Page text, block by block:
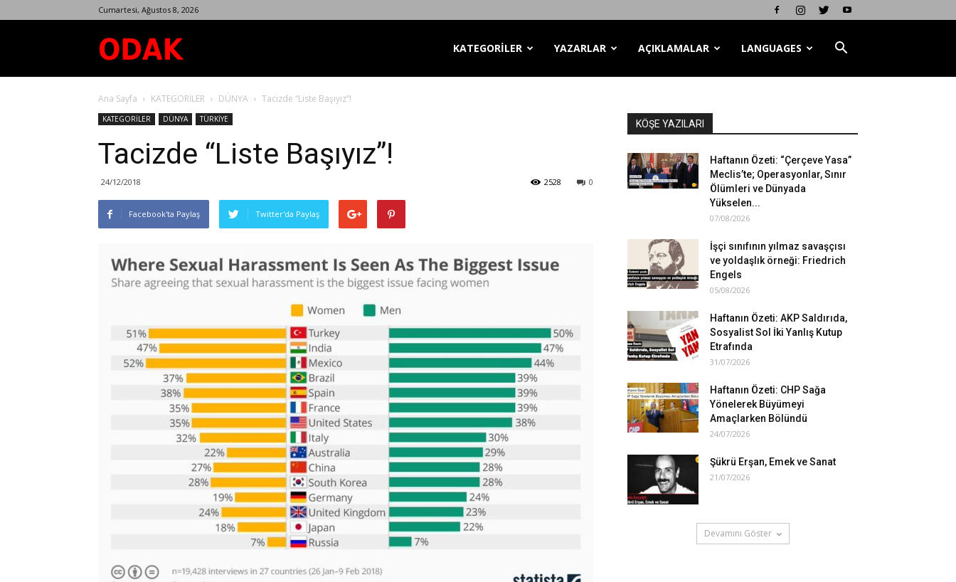
Cumartesi, Ağustos 8, 2026
Dergisi
KATEGORİLER YAZARLAR AÇIKLAMALAR LANGUAGES
Ana Sayfa KATEGORİLER DÜNYA Tacizde “Liste Başıyız”!
KATEGORİLER DÜNYA TÜRKİYE
Tacizde “Liste Başıyız”!
24/12/2018 0
2528
Facebook'ta Paylaş Twitter'da Paylaş
KÖŞE YAZILARI
Haftanın Özeti: “Çerçeve Yasa”
Meclis’te; Operasyonlar, Sınır
Ölümleri ve Dünyada
Yükselen...
07/08/2026
İşçi sınıfının yılmaz savaşçısı
ve yoldaşlık örneği: Friedrich
Engels
05/08/2026
Haftanın Özeti: AKP Saldırıda,
Sosyalist Sol İki Yanlış Kutup
Etrafında
31/07/2026
Haftanın Özeti: CHP Sağa
Yönelerek Büyümeyi
Amaçlarken Bölündü
24/07/2026
Şükrü Erşan, Emek ve Sanat
21/07/2026
Devamını Göster